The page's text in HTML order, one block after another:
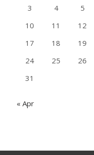
3
4 5
10
11 12
17
18 19
24
25 26
31
« Apr